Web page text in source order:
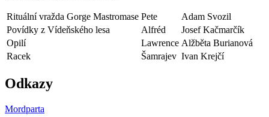
Rituální vražda Gorge Mastromase Pete
Adam Svozil
Povídky z Vídeňského lesa
Alfréd
Josef Kačmarčík
Opilí
Lawrence Alžběta Burianová
Racek
Šamrajev Ivan Krejčí
Odkazy
Mordparta